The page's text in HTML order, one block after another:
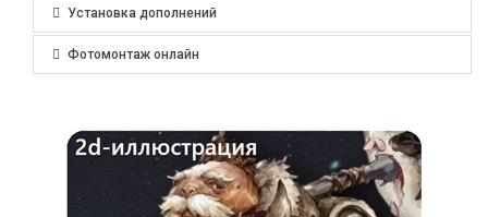
Установка дополнений
Фотомонтаж онлайн